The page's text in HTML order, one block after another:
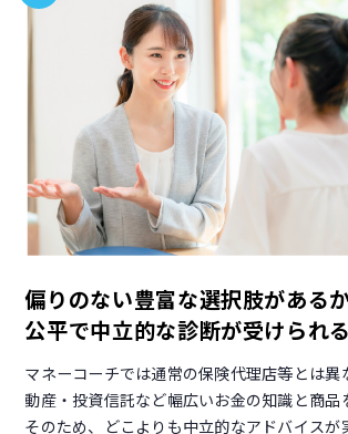
偏りのない豊富な選択肢がある
公平で中立的な診断が受けられる
マネーコーチでは通常の保険代理店等とは異
動産・投資信託など幅広いお金の知識と商品
そのため、どこよりも中立的なアドバイスが